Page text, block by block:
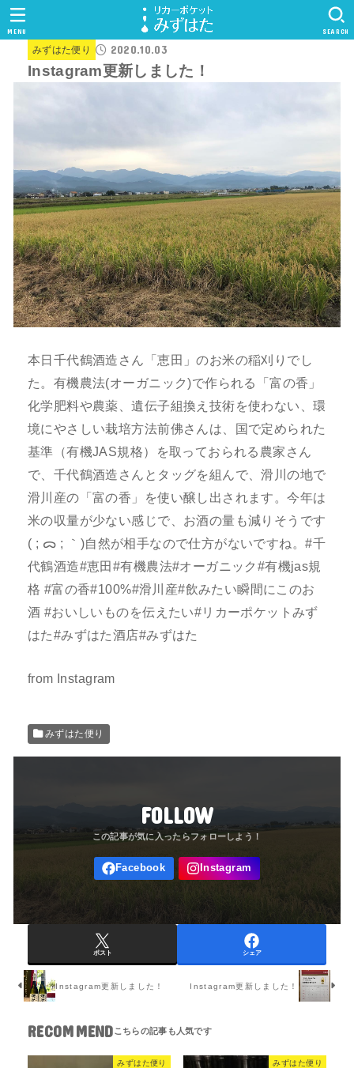
SEARCH
MENU
みずはた便り 2020.10.03
Instagram更新しました！
本日千代鶴酒造さん「恵田」のお米の稲刈りでし
た。有機農法(オーガニック)で作られる「富の香」
化学肥料や農薬、遺伝子組換え技術を使わない、環
境にやさしい栽培方法前佛さんは、国で定められた
基準（有機JAS規格）を取っておられる農家さん
で、千代鶴酒造さんとタッグを組んで、滑川の地で
滑川産の「富の香」を使い醸し出されます。今年は
米の収量が少ない感じで、お酒の量も減りそうです
( ; ᯅ ; ｀)自然が相手なので仕方がないですね。#千
代鶴酒造#恵田#有機農法#オーガニック#有機jas規
格 #富の香#100%#滑川産#飲みたい瞬間にこのお
酒 #おいしいものを伝えたい#リカーポケットみず
はた#みずはた酒店#みずはた
from Instagram
みずはた便り
FOLLOW
ポスト シェア
Instagram更新しました！ Instagram更新しました！
RECOMMEND
みずはた便り みずはた便り